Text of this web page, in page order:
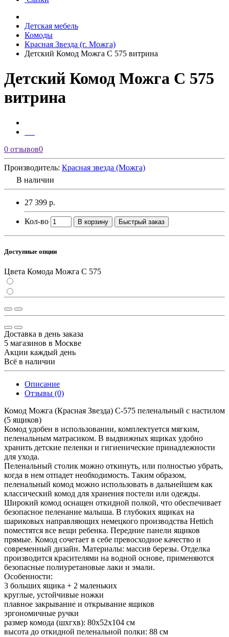
Детская мебель
Комоды
Красная Звезда (г. Можга)
Детский Комод Можга С 575 витрина
Детский Комод Можга С 575
витрина
0 отзывов0
Производитель: Красная звезда (Можга)
В наличии
27 399 р.
Кол-во В корзину Быстрый заказ
Доступные опции
Цвета Комода Можга С 575
Доставка в день заказа
5 магазинов в Москве
Акции каждый день
Всё в наличии
Описание
Отзывы (0)
Комод Можга (Красная Звезда) С-575 пеленальный с настилом
(5 ящиков)
Комод удобен в использовании, комплектуется мягким,
пеленальным матрасиком. В выдвижных ящиках удобно
хранить детские пеленки и гигиенические принадлежности
для ухода.
Пеленальный столик можно откинуть, или полностью убрать,
когда в нем отпадет необходимость. Таким образом,
пеленальный комод можно использовать в дальнейшем как
классический комод для хранения постели или одежды.
Широкий комод оснащен откидной полкой, что обеспечивает
безопасное пеленание малыша. В глубоких ящиках на
шариковых направляющих немецкого производства Hettich
поместятся все вещи ребенка. Передние панели ящиков
прямые. Комод сочетает в себе превосходное качество и
современный дизайн. Материалы: массив березы. Отделка
производится красителями на водной основе, применяются
безопасные полиуретановые лаки и эмали.
Особенности:
3 больших ящика + 2 маленьких
круглые, устойчивые ножки
плавное закрывание и открывание ящиков
эргономичные ручки
размер комода (шхгхв): 80х52х104 см
высота до откидной пеленальной полки: 88 см